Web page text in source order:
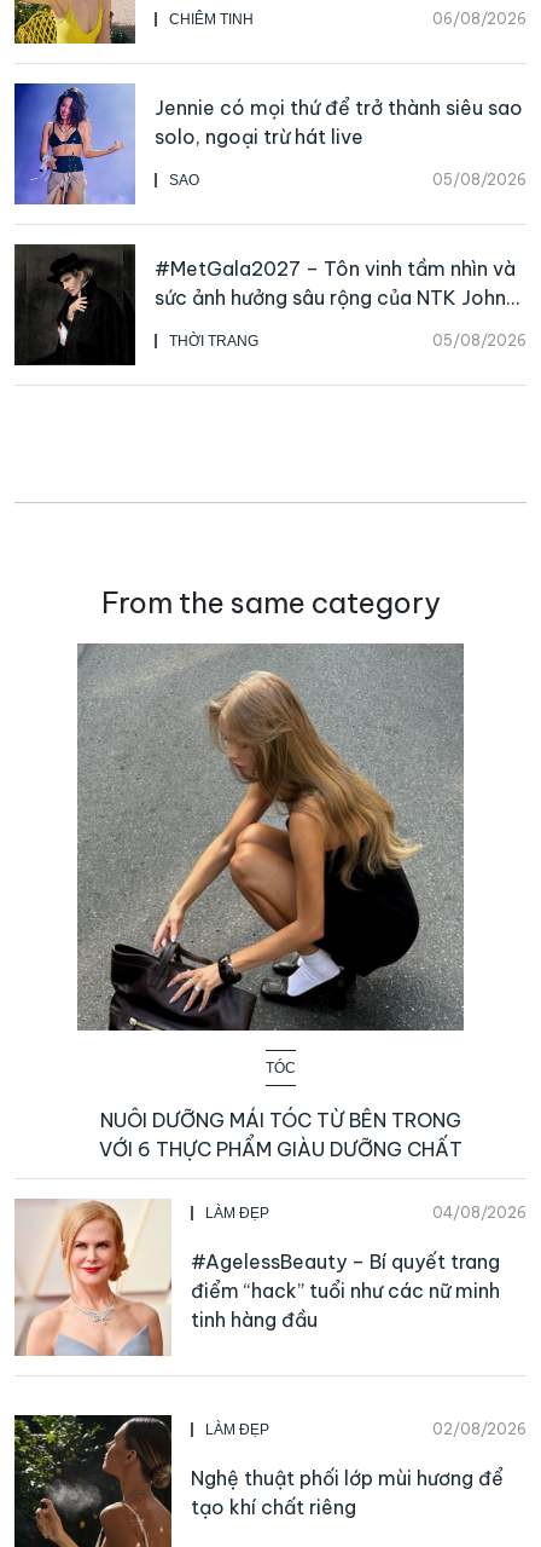
CHIÊM TINH 06/08/2026
SAO 05/08/2026
Jennie có mọi thứ để trở thành siêu sao
solo, ngoại trừ hát live
THỜI TRANG 05/08/2026
#MetGala2027 – Tôn vinh tầm nhìn và
sức ảnh hưởng sâu rộng của NTK John
Galliano
From the same category
TÓC
NUÔI DƯỠNG MÁI TÓC TỪ BÊN TRONG
VỚI 6 THỰC PHẨM GIÀU DƯỠNG CHẤT
LÀM ĐẸP 04/08/2026
#AgelessBeauty – Bí quyết trang
điểm “hack” tuổi như các nữ minh
tinh hàng đầu
LÀM ĐẸP 02/08/2026
Nghệ thuật phối lớp mùi hương để
tạo khí chất riêng